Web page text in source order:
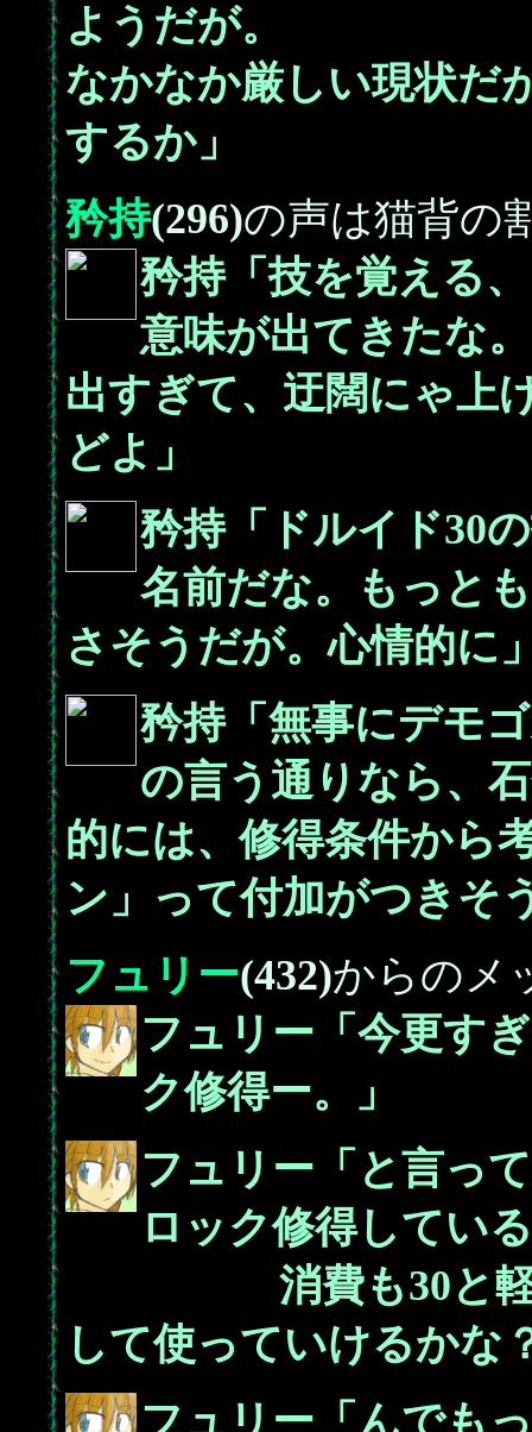
ようだが。
なかなか厳しい現状だ
するか」
矜持(296)の声は猫背の
矜持「技を覚える
意味が出てきたな。
出すぎて、迂闊にゃ上
どよ」
矜持「ドルイド30
名前だな。もっと
さそうだが。心情的に
矜持「無事にデモ
の言う通りなら、
的には、修得条件から
ン」って付加がつきそ
フュリー(432)からのメ
フュリー「今更す
ク修得ー。」
フュリー「と言っ
ロック修得してい
消費も30と軽い
して使っていけるかな
フュリー「んでも